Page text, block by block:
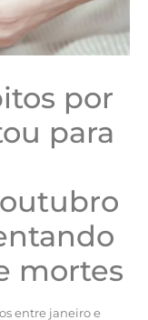
por
para
mortes
entre janeiro e